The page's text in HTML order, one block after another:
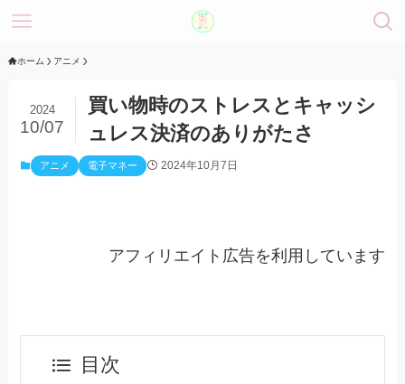
ホーム アニメ
買い物時のストレスとキャッシ
ュレス決済のありがたさ
2024
10/07
アニメ 電子マネー 2024年10月7日
アフィリエイト広告を利用しています
目次